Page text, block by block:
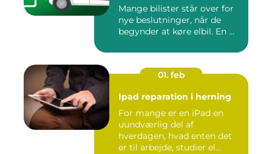
Mange bilister står over for
nye beslutninger, når de
begynder at køre elbil. En ...
01. feb
Ipad reparation i herning
For mange er en iPad en
uundværlig del af
hverdagen, hvad enten det
er til arbejde, studier el...